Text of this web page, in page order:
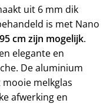
uit 6 mm dik
is met Nano
cm zijn mogelijk.
elegante en
De aluminium
melkglas
afwerking en